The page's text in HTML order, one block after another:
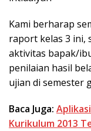
Kami berharap
raport kelas 3 ini,
aktivitas bapak/
penilaian hasil
ujian di semester
Baca Juga:
Kurikulum 2013